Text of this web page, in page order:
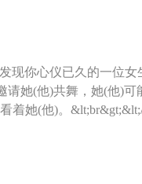
现你心仪已久的一位
请她(他)共舞，她(他)
着她(他)。